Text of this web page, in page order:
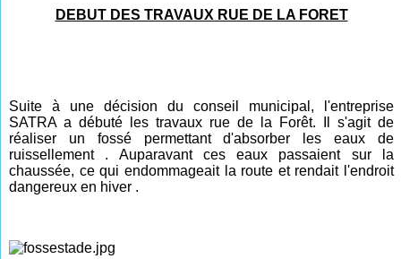
DEBUT DES TRAVAUX RUE DE LA FORET
Suite à une décision du conseil municipal, l'entreprise
SATRA a débuté les travaux rue de la Forêt. Il s'agit de
réaliser un fossé permettant d'absorber les eaux de
ruissellement . Auparavant ces eaux passaient sur la
chaussée, ce qui endommageait la route et rendait l'endroit
dangereux en hiver .